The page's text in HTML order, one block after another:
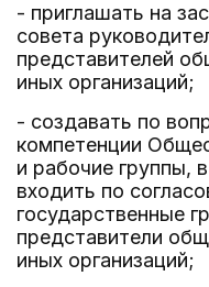
- приглашать на
совета
представителей
иных организаций;
- создавать по
компетенции
и рабочие группы,
входить по
государственные
представители
иных организаций;